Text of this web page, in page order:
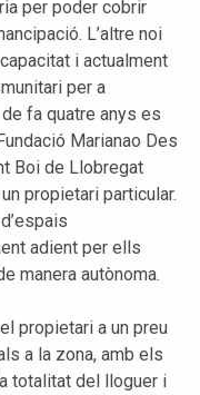
per poder cobrir
L’altre noi
i actualment
per a
fa quatre anys es
Marianao Des
Boi de Llobregat
propietari particular.
adient per ells
manera autònoma.
propietari a un preu
a la zona, amb els
totalitat del lloguer i